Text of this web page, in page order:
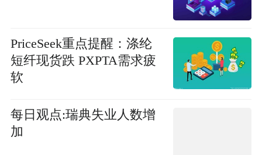
PriceSeek重点提醒：涤纶
短纤现货跌 PXPTA需求疲
软
每日观点:瑞典失业人数增
加